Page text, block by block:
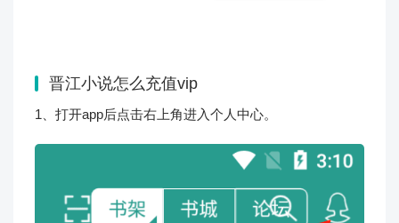
晋江小说怎么充值vip
1、打开app后点击右上角进入个人中心。